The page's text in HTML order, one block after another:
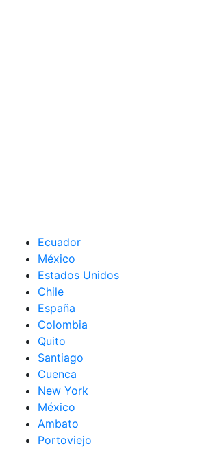
Ecuador
México
Estados Unidos
Chile
España
Colombia
Quito
Santiago
Cuenca
New York
México
Ambato
Portoviejo